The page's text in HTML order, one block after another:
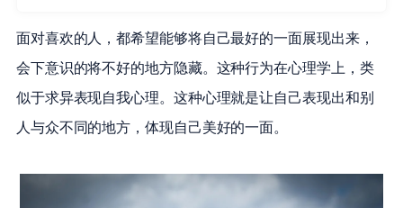
面对喜欢的人，都希望能够将自己最好的一面展现出来，
会下意识的将不好的地方隐藏。这种行为在心理学上，类
似于求异表现自我心理。这种心理就是让自己表现出和别
人与众不同的地方，体现自己美好的一面。